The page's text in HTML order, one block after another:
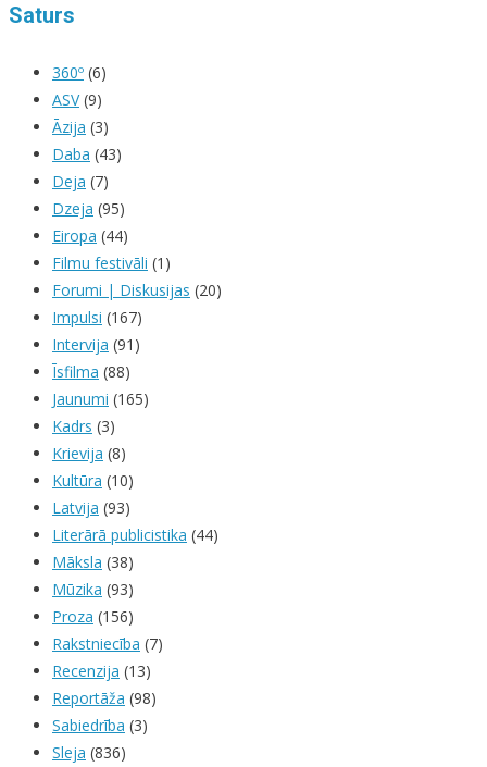
Saturs
360º (6)
ASV(9)
Āzija (3)
Daba (43)
Deja (7)
Dzeja (95)
Eiropa (44)
Filmu festivāli (1)
Forumi | Diskusijas (20)
Impulsi (167)
Intervija (91)
Īsfilma (88)
Jaunumi (165)
Kadrs (3)
Krievija (8)
Kultūra (10)
Latvija (93)
Literārā publicistika (44)
Māksla (38)
Mūzika (93)
Proza (156)
Rakstniecība (7)
Recenzija (13)
Reportāža (98)
Sabiedrība (3)
Sleja (836)